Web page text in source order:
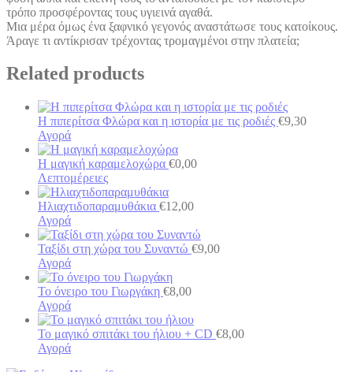
τρόπο προσφέροντας τους υγιεινά αγαθά.
Μια μέρα όμως ένα ξαφνικό γεγονός αναστάτωσε τους κατοίκους.
Άραγε τι αντίκρισαν τρέχοντας τρομαγμένοι στην πλατεία;
Related products
Η πιπερίτσα Φλώρα και η ιστορία με τις ροδιές €9,30
Αγορά
H μαγική καραμελοχώρα €0,00
Λεπτομέρειες
Ηλιαχτιδοπαραμυθάκια €12,00
Αγορά
Ταξίδι στη χώρα του Συναντώ €9,00
Αγορά
Το όνειρο του Γιωργάκη €8,00
Αγορά
Το μαγικό σπιτάκι του ήλιου + CD €8,00
Αγορά